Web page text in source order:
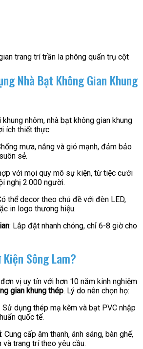
trang trí trần la phông quấn trụ cột
Nhà Bạt Không Gian Khung
nhôm, nhà bạt không gian khung
ích thiết thực:
mưa, nắng và gió mạnh, đảm bảo
sẻ.
với mọi quy mô sự kiện, từ tiệc cưới
nghị 2.000 người.
thể decor theo chủ đề với đèn LED,
in logo thương hiệu.
: Lắp đặt nhanh chóng, chỉ 6-8 giờ cho
Sông Lam?
vị uy tín với hơn 10 năm kinh nghiệm
gian khung thép. Lý do nên chọn họ:
Sử dụng thép mạ kẽm và bạt PVC nhập
quốc tế.
: Cung cấp âm thanh, ánh sáng, bàn ghế,
trang trí theo yêu cầu.